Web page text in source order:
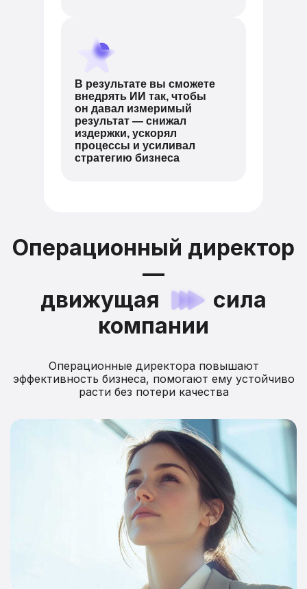
В результате вы сможете
внедрять ИИ так, чтобы
он давал измеримый
результат — снижал
издержки, ускорял
процессы и усиливал
стратегию бизнеса
Операционный директор
—
движущая
сила
компании
Операционные директора повышают
эффективность бизнеса, помогают ему устойчиво
расти без потери качества